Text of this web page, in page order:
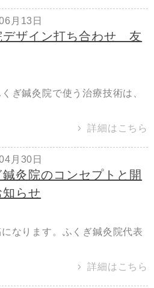
月13日
デザイン打ち合わせ 友
ぎ鍼灸院で使う治療技術は、
詳細はこちら
月30日
灸院のコンセプトと開
らせ
なります。ふくぎ鍼灸院代表
詳細はこちら